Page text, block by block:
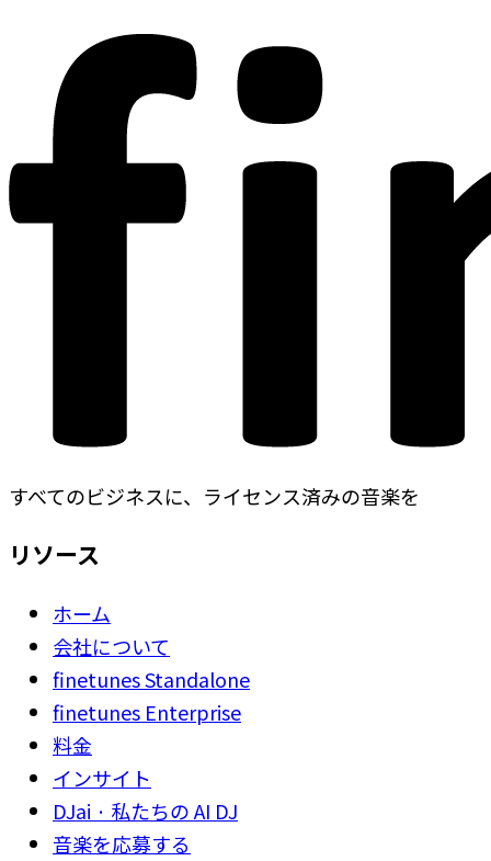
すべてのビジネスに、ライセンス済みの音楽を
リソース
ホーム
会社について
finetunes Standalone
finetunes Enterprise
料金
インサイト
DJai · 私たちの AI DJ
音楽を応募する